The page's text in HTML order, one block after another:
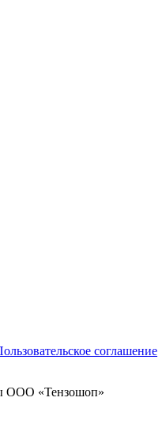
соглашение
ООО «Тензошоп»